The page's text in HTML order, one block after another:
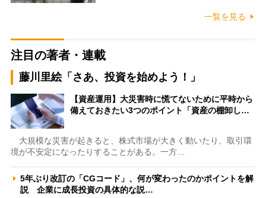
一覧を見る
注目の著者・連載
藤川里絵「さあ、投資を始めよう！」
【資産運用】大災害時に慌てないために平時から
備えておきたい3つのポイント「資産の棚卸し…
大規模な災害が起きると、株式市場が大きく動いたり、取引環
境が不安定になったりすることがある。一方…
5年ぶり改訂の「CGコード」、何が変わったのかポイントを解
説 企業に成長投資の具体的な説…